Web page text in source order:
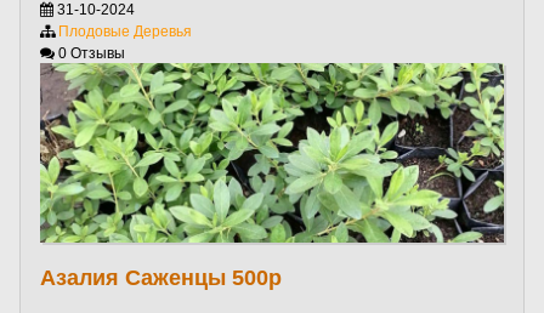
31-10-2024
Плодовые Деревья
0 Отзывы
Азалия Саженцы 500р